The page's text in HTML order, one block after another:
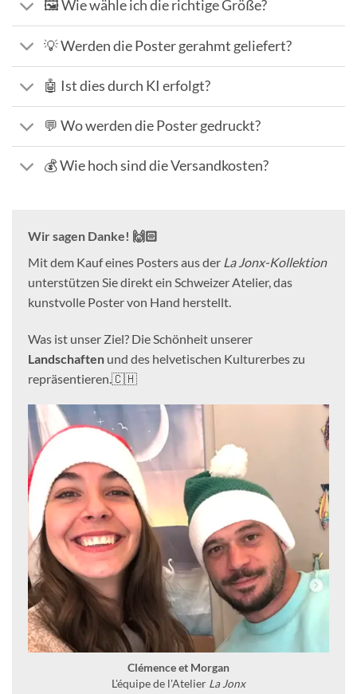
🖼️ Wie wähle ich die richtige Größe?
💡 Werden die Poster gerahmt geliefert?
🤖 Ist dies durch KI erfolgt?
💬 Wo werden die Poster gedruckt?
💰 Wie hoch sind die Versandkosten?
Wir sagen Danke! 🙌🏻
Mit dem Kauf eines Posters aus der La Jonx-Kollektion
unterstützen Sie direkt ein Schweizer Atelier, das
kunstvolle Poster von Hand herstellt.
Was ist unser Ziel? Die Schönheit unserer
Landschaften und des helvetischen Kulturerbes zu
repräsentieren.🇨🇭
Clémence et Morgan
L'équipe de l'Atelier La Jonx